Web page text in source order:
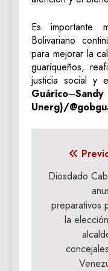
Es importante
Bolivariano
para mejorar la
guariqueños,
justicia social y
Guárico–
Unerg)/
de
entradas
Diosdado
preparativos
la